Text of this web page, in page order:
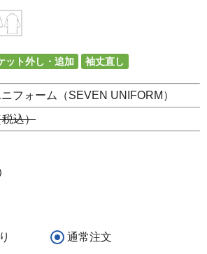
ット外し・追加 袖丈直し
フォーム（SEVEN UNIFORM）
込）
通常注文